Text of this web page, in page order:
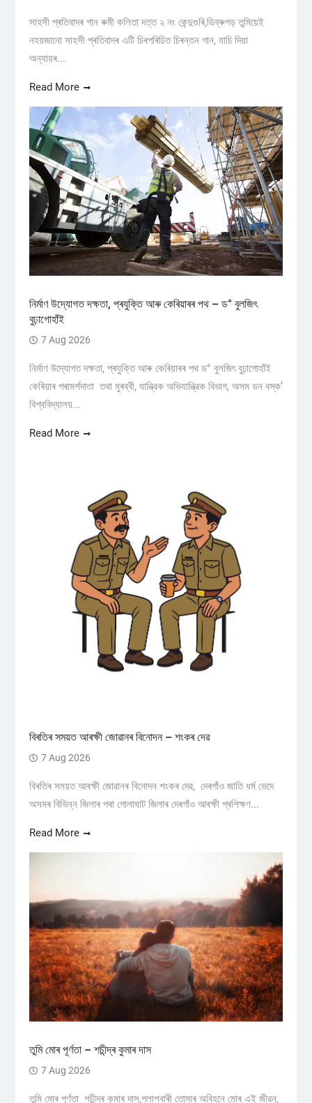
সাহসী প্ৰতিবাদৰ গান ৰুমী কলিতা দত্ত ২ নং কেন্দুগুৰি,ডিব্ৰুগড় তুমিয়েই
নহয়জানো সাহসী প্ৰতিবাদৰ এটি চিৰপৰিচিত চিৰন্তন গান, যাচি দিয়া
অন্যায়ৰ...
Read More
নিৰ্মাণ উদ্যোগত দক্ষতা, প্ৰযুক্তি আৰু কেৰিয়াৰৰ পথ – ড° বুলজিৎ
বুঢ়াগোহাঁই
7 Aug 2026
নিৰ্মাণ উদ্যোগত দক্ষতা, প্ৰযুক্তি আৰু কেৰিয়াৰৰ পথ ড° বুলজিৎ বুঢ়াগোহাঁই
কেৰিয়াৰ পৰামৰ্শদাতা তথা মুৰব্বী, যান্ত্রিক অভিযান্ত্রিক বিভাগ, অসম ডন বস্ক’
বিশ্ববিদ্যালয়...
Read More
বিৰতিৰ সময়ত আৰক্ষী জোৱানৰ বিনোদন – শংকৰ দেৱ
7 Aug 2026
বিৰতিৰ সময়ত আৰক্ষী জোৱানৰ বিনোদন শংকৰ দেৱ, দেৰগাঁও জাতি ধৰ্ম ভেদে
অসমৰ বিভিন্ন জিলাৰ পৰা গোলাঘাট জিলাৰ দেৰগাঁও আৰক্ষী প্ৰশিক্ষণ...
Read More
তুমি মোৰ পূৰ্ণতা – শচীন্দ্ৰ কুমাৰ দাস
7 Aug 2026
তুমি মোৰ পূৰ্ণতা শচীন্দ্ৰ কুমাৰ দাস,পলাশবাৰী তোমাৰ অবিহনে মোৰ এই জীৱন,